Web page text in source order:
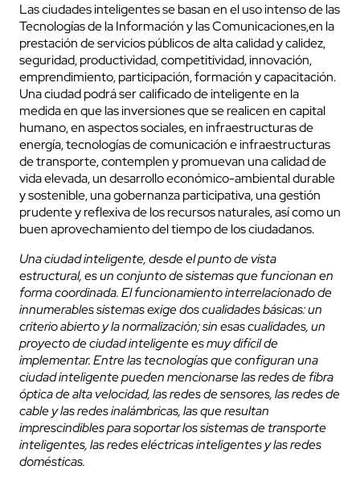
Las ciudades inteligentes se basan en el uso intenso de las
Tecnologías de la Información y las Comunicaciones,en la
prestación de servicios públicos de alta calidad y calidez,
seguridad, productividad, competitividad, innovación,
emprendimiento, participación, formación y capacitación.
Una ciudad podrá ser calificado de inteligente en la
medida en que las inversiones que se realicen en capital
humano, en aspectos sociales, en infraestructuras de
energía, tecnologías de comunicación e infraestructuras
de transporte, contemplen y promuevan una calidad de
vida elevada, un desarrollo económico-ambiental durable
y sostenible, una gobernanza participativa, una gestión
prudente y reflexiva de los recursos naturales, así como un
buen aprovechamiento del tiempo de los ciudadanos.
Una ciudad inteligente, desde el punto de vista
estructural, es un conjunto de sistemas que funcionan en
forma coordinada. El funcionamiento interrelacionado de
innumerables sistemas exige dos cualidades básicas: un
criterio abierto y la normalización; sin esas cualidades, un
proyecto de ciudad inteligente es muy difícil de
implementar. Entre las tecnologías que configuran una
ciudad inteligente pueden mencionarse las redes de fibra
óptica de alta velocidad, las redes de sensores, las redes de
cable y las redes inalámbricas, las que resultan
imprescindibles para soportar los sistemas de transporte
inteligentes, las redes eléctricas inteligentes y las redes
domésticas.